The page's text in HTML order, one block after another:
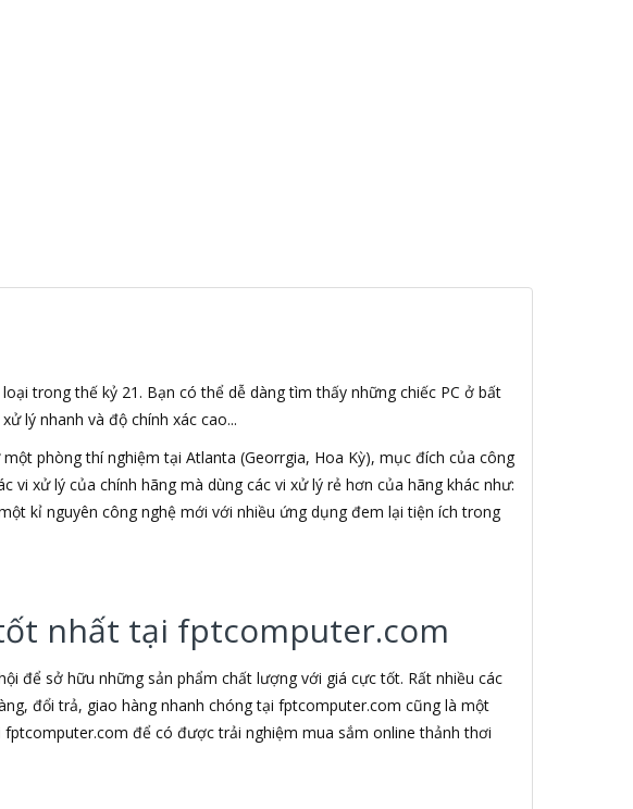
trong thế kỷ 21. Bạn có thể dễ dàng tìm thấy những chiếc PC ở bất
lý nhanh và độ chính xác cao...
phòng thí nghiệm tại Atlanta (Georrgia, Hoa Kỳ), mục đích của công
xử lý của chính hãng mà dùng các vi xử lý rẻ hơn của hãng khác như:
kỉ nguyên công nghệ mới với nhiều ứng dụng đem lại tiện ích trong
nhất tại fptcomputer.com
để sở hữu những sản phẩm chất lượng với giá cực tốt. Rất nhiều các
đổi trả, giao hàng nhanh chóng tại fptcomputer.com cũng là một
để có được trải nghiệm mua sắm online thảnh thơi